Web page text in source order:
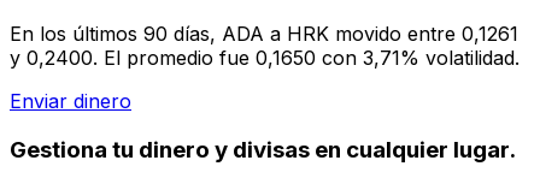
En los últimos 90 días, ADA a HRK movido entre 0,1261
y 0,2400. El promedio fue 0,1650 con 3,71% volatilidad.
Enviar dinero
Gestiona tu dinero y divisas en cualquier lugar.